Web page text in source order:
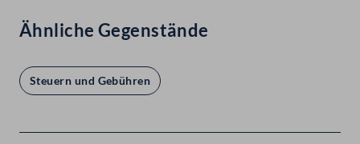
Ähnliche Gegenstände
Steuern und Gebühren